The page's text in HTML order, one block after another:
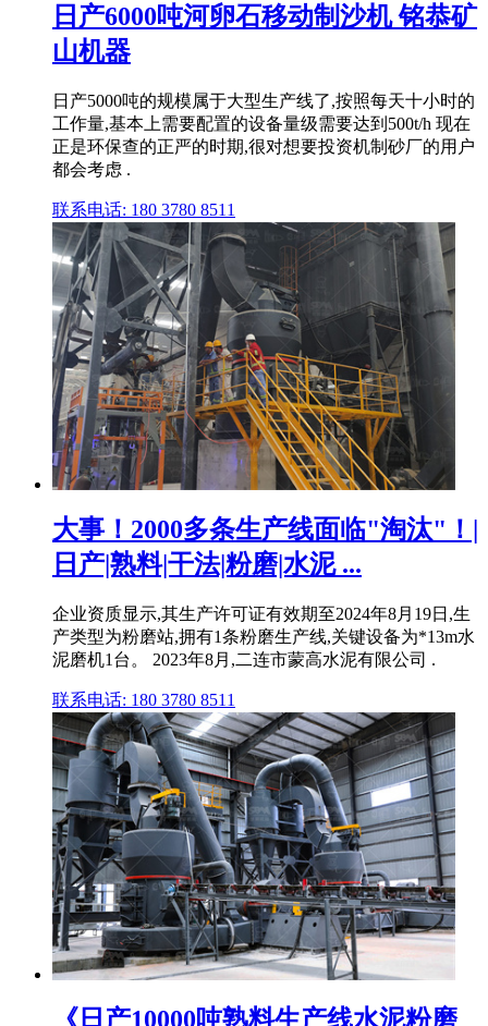
日产6000吨河卵石移动制沙机 铭恭矿
山机器
日产5000吨的规模属于大型生产线了,按照每天十小时的
工作量,基本上需要配置的设备量级需要达到500t/h 现在
正是环保查的正严的时期,很对想要投资机制砂厂的用户
都会考虑 .
联系电话: 180 3780 8511
大事！2000多条生产线面临"淘汰"！|
日产|熟料|干法|粉磨|水泥 ...
企业资质显示,其生产许可证有效期至2024年8月19日,生
产类型为粉磨站,拥有1条粉磨生产线,关键设备为*13m水
泥磨机1台。 2023年8月,二连市蒙高水泥有限公司 .
联系电话: 180 3780 8511
《日产10000吨熟料生产线水泥粉磨